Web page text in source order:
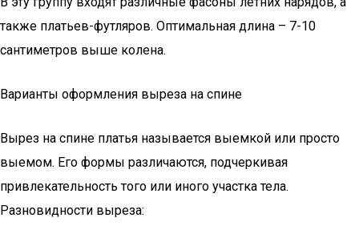
также платьев-футляров. Оптимальная длина – 7-10
сантиметров выше колена.
Варианты оформления выреза на спине
Вырез на спине платья называется выемкой или просто
выемом. Его формы различаются, подчеркивая
привлекательность того или иного участка тела.
Разновидности выреза: